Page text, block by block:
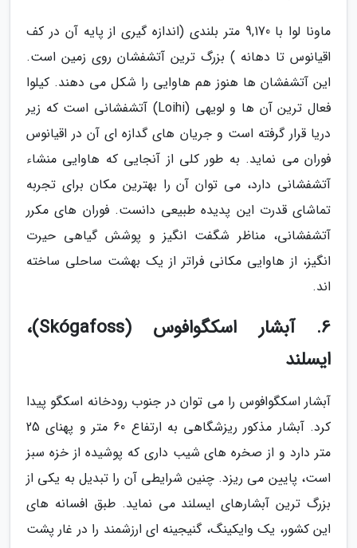
ماونا لوا با 9,170 متر بلندی (اندازه گیری از پایه آن در کف
اقیانوس تا دهانه ) بزرگ ترین آتشفشان روی زمین است.
این آتشفشان ها هنوز هم هاوایی را شکل می دهند. کیلوا
فعال ترین آن ها و لویهی (Loihi) آتشفشانی است که زیر
دریا قرار گرفته است و جریان های گدازه ای آن در اقیانوس
فوران می نماید. به طور کلی از آنجایی که هاوایی منشاء
آتشفشانی دارد، می توان آن را بهترین مکان برای تجربه
تماشای قدرت این پدیده طبیعی دانست. فوران های مکرر
آتشفشانی، مناظر شگفت انگیز و پوشش گیاهی حیرت
انگیز، از هاوایی مکانی فراتر از یک بهشت ساحلی ساخته
اند.
6. آبشار اسکگوافوس (Skógafoss)،
ایسلند
آبشار اسکگوافوس را می توان در جنوب رودخانه اسکگو پیدا
کرد. آبشار مذکور ریزشگاهی به ارتفاع 60 متر و پهنای 25
متر دارد و از صخره های شیب داری که پوشیده از خزه سبز
است، پایین می ریزد. چنین شرایطی آن را تبدیل به یکی از
بزرگ ترین آبشارهای ایسلند می نماید. طبق افسانه های
این کشور، یک وایکینگ، گنیجینه ای ارزشمند را در غار پشت